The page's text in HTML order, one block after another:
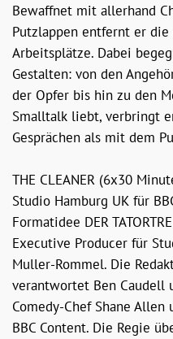
Bewaffnet mit allerhand
Putzlappen entfernt er
Arbeitsplätze. Dabei
Gestalten: von den
der Opfer bis hin zu den
Smalltalk liebt, verbringt
Gesprächen als mit dem
THE CLEANER (6x30
Studio Hamburg UK für
Formatidee DER
Executive Producer für
Muller-Rommel. Die
verantwortet Ben Caudell
Comedy-Chef Shane
BBC Content. Die Regie